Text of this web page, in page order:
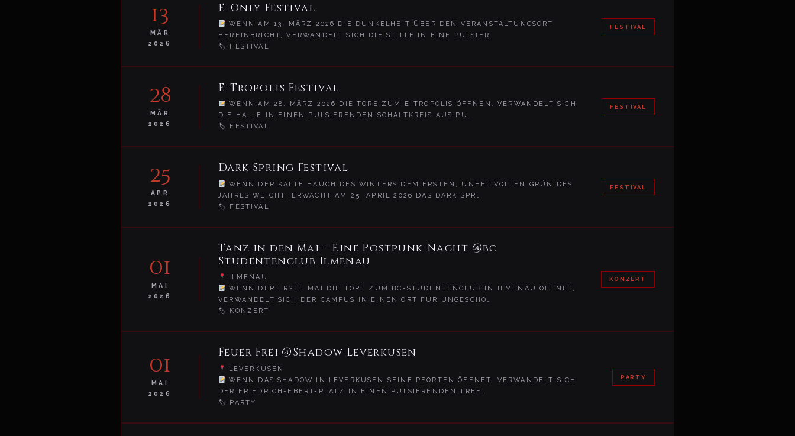
13
MÄR
2026
E-Only Festival
WENN AM 13. MÄRZ 2026 DIE DUNKELHEIT ÜBER DEN VERANSTALTUNGSORT
HEREINBRICHT, VERWANDELT SICH DIE STILLE IN EINE PULSIER…
🏷 FESTIVAL
FESTIVAL
28
MÄR
2026
E-Tropolis Festival
WENN AM 28. MÄRZ 2026 DIE TORE ZUM E-TROPOLIS ÖFFNEN, VERWANDELT SICH
DIE HALLE IN EINEN PULSIERENDEN SCHALTKREIS AUS PU…
🏷 FESTIVAL
FESTIVAL
25
APR
2026
Dark Spring Festival
WENN DER KALTE HAUCH DES WINTERS DEM ERSTEN, UNHEILVOLLEN GRÜN DES
JAHRES WEICHT, ERWACHT AM 25. APRIL 2026 DAS DARK SPR…
🏷 FESTIVAL
FESTIVAL
01
MAI
2026
Tanz in den Mai – Eine Postpunk-Nacht @bc
Studentenclub Ilmenau
ILMENAU
WENN DER ERSTE MAI DIE TORE ZUM BC-STUDENTENCLUB IN ILMENAU ÖFFNET,
VERWANDELT SICH DER CAMPUS IN EINEN ORT FÜR UNGESCHÖ…
🏷 KONZERT
KONZERT
01
MAI
2026
Feuer Frei @Shadow Leverkusen
LEVERKUSEN
WENN DAS SHADOW IN LEVERKUSEN SEINE PFORTEN ÖFFNET, VERWANDELT SICH
DER FRIEDRICH-EBERT-PLATZ IN EINEN PULSIERENDEN TREF…
🏷 PARTY
PARTY